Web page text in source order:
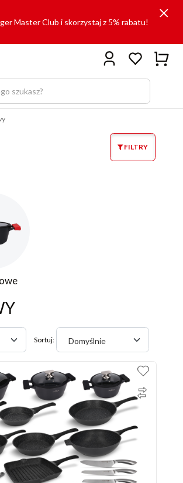
Master Club i skorzystaj z 5% rabatu!
FILTRY
Sortuj: Domyślnie